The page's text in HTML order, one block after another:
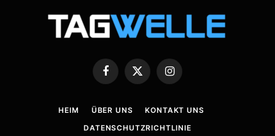
Facebook
X
(Twitter)
Instagram
HEIM ÜBER UNS
KONTAKT UNS
DATENSCHUTZRICHTLINIE